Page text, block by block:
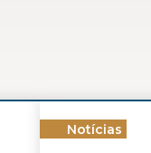
Notícias